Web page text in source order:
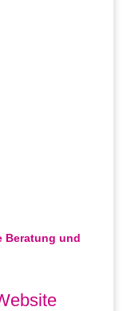
Beratung und